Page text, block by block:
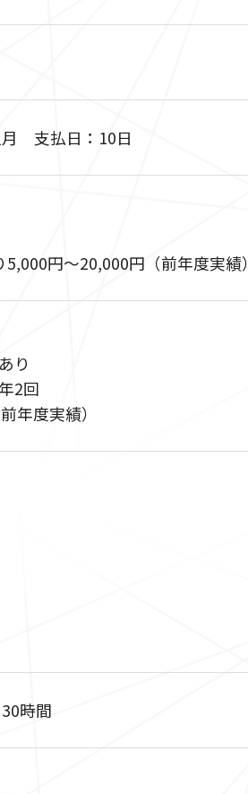
月 支払日：10日
円〜20,000円（前年度実績）
り
2回
年度実績）
時間